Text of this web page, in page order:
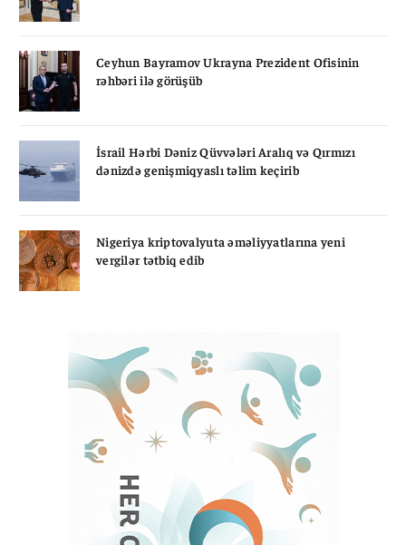
Ceyhun Bayramov Ukrayna Prezident Ofisinin
rəhbəri ilə görüşüb
İsrail Hərbi Dəniz Qüvvələri Aralıq və Qırmızı
dənizdə genişmiqyaslı təlim keçirib
Nigeriya kriptovalyuta əməliyyatlarına yeni
vergilər tətbiq edib